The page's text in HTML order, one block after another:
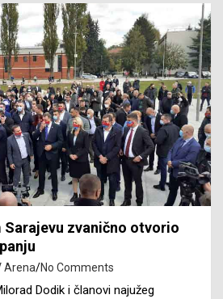
Sarajevu zvanično otvorio
Arena No Comments
Dodik i članovi najužeg